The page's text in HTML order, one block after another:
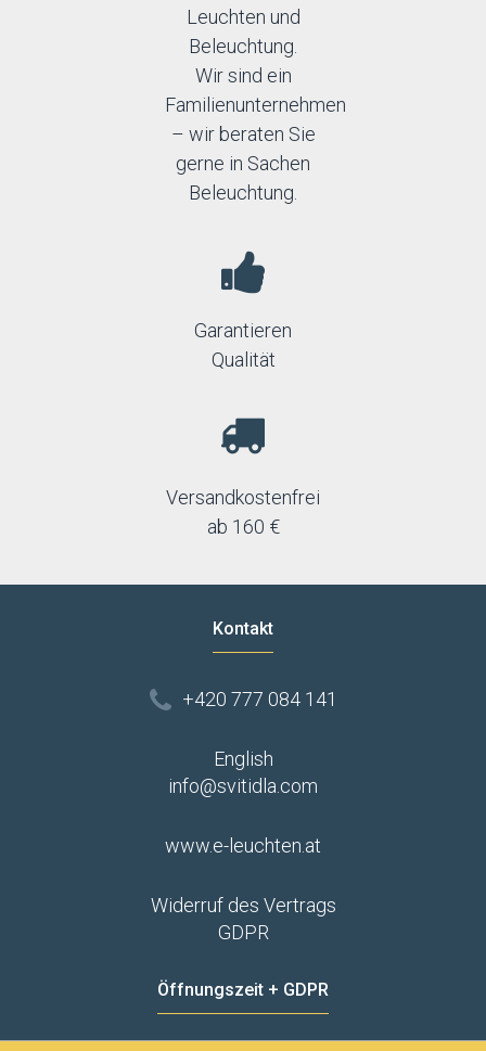
Leuchten und
Beleuchtung.
Wir sind ein
Familienunternehmen
– wir beraten Sie
gerne in Sachen
Beleuchtung.
Garantieren
Qualität
Versandkostenfrei
ab 160 €
Kontakt
+420 777 084 141
English
info@svitidla.com
www.e-leuchten.at
Widerruf des Vertrags
GDPR
Öffnungszeit + GDPR